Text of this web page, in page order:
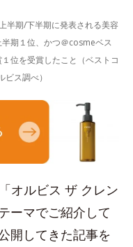
半期/下半期に発表される美容
期１位、かつ＠cosmeベス
位を受賞したこと（ベストコ
ス調べ）
オルビス ザ クレン
ーマでご紹介して
開してきた記事を